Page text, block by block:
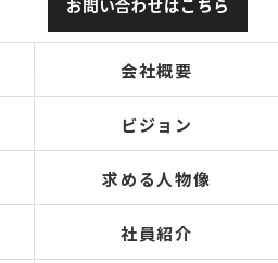
お問い合わせはこちら
会社概要
ビジョン
求める人物像
社員紹介